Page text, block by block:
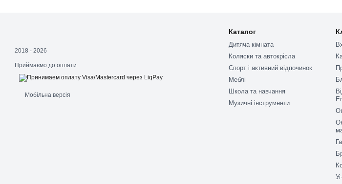
Коляски Bebetto оснащені м'якими амортизаційними
Багатофункціональність:
Коляски Bebetto можуть трансформуватися з
Легкість збирання та компактне складання дозволяють
Дитячі коляски Bebetto заслужили довіру батьків завдяки
2018 - 2026
Приймаємо до оплати
Мобільна версія
Каталог
Дитяча кімната
Коляски та автокрісла
Спорт і активний відпочинок
Меблі
Школа та навчання
Музичні інструменти